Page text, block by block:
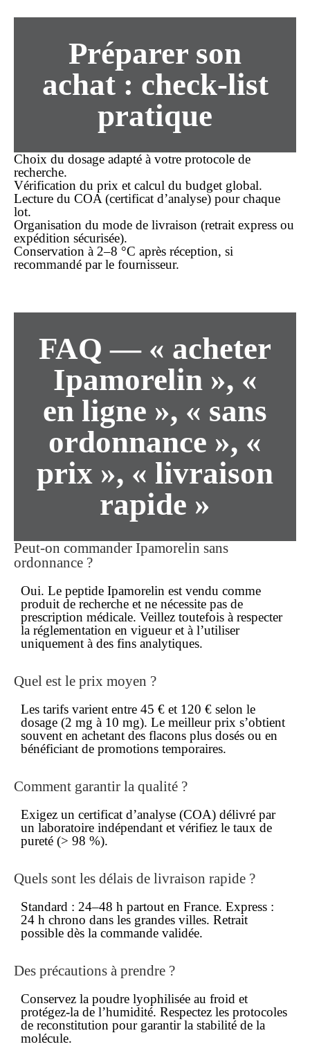
Préparer son
achat: check-list
pratique
Choix du dosage adapté à votre protocole de
recherche.
Vérification du prix et calcul du budget global.
Lecture du COA(certificat d’analyse) pour chaque
lot.
Organisation du mode de livraison (retrait express ou
expédition sécurisée).
Conservation à 2–8 °C après réception, si
recommandé par le fournisseur.
FAQ — « acheter
Ipamorelin », «
en ligne », « sans
ordonnance », «
prix », « livraison
rapide »
Peut-on commander Ipamorelin sans
ordonnance ?
Oui. Le peptide Ipamorelin est vendu comme
produit de recherche et ne nécessite pas de
prescription médicale. Veillez toutefois à respecter
la réglementation en vigueur et à l’utiliser
uniquement à des fins analytiques.
Quel est le prix moyen ?
Les tarifs varient entre 45 € et 120 € selon le
dosage (2 mg à 10 mg). Le meilleur prix s’obtient
souvent en achetant des flacons plus dosés ou en
bénéficiant de promotions temporaires.
Comment garantir la qualité ?
Exigez un certificat d’analyse (COA) délivré par
un laboratoire indépendant et vérifiez le taux de
pureté (> 98 %).
Quels sont les délais de livraison rapide ?
Standard : 24–48 h partout en France. Express :
24 h chrono dans les grandes villes. Retrait
possible dès la commande validée.
Des précautions à prendre ?
Conservez la poudre lyophilisée au froid et
protégez-la de l’humidité. Respectez les protocoles
de reconstitution pour garantir la stabilité de la
molécule.